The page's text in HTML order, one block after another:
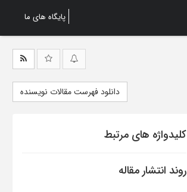
پایگاه های ما
دانلود فهرست مقالات نویسنده
کلیدواژه های مرتبط
روند انتشار مقاله